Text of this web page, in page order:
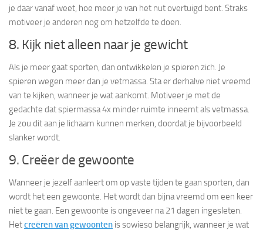
je daar vanaf weet, hoe meer je van het nut overtuigd bent. Straks
motiveer je anderen nog om hetzelfde te doen.
8. Kijk niet alleen naar je gewicht
Als je meer gaat sporten, dan ontwikkelen je spieren zich. Je
spieren wegen meer dan je vetmassa. Sta er derhalve niet vreemd
van te kijken, wanneer je wat aankomt. Motiveer je met de
gedachte dat spiermassa 4x minder ruimte inneemt als vetmassa.
Je zou dit aan je lichaam kunnen merken, doordat je bijvoorbeeld
slanker wordt.
9. Creëer de gewoonte
Wanneer je jezelf aanleert om op vaste tijden te gaan sporten, dan
wordt het een gewoonte. Het wordt dan bijna vreemd om een keer
niet te gaan. Een gewoonte is ongeveer na 21 dagen ingesleten.
Hetcreëren van gewoonten is sowieso belangrijk, wanneer je wat